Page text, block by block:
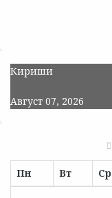
Кириши
Август 07, 2026
Пн Вт Ср